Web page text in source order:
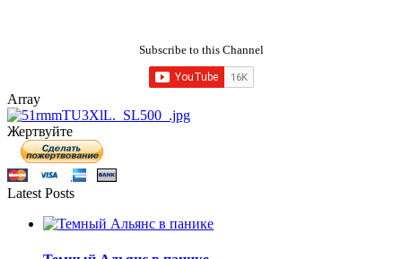
Subscribe to this Channel
Array
Жертвуйте
Latest Posts